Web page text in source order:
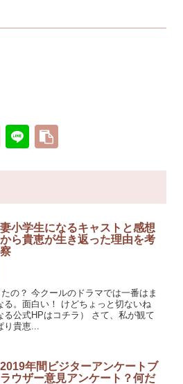
妻小学生になるキャストと感想
から貴恵が生き返った理由を考
察
の？ 今クールのドラマでは一番はま
る。面白い！ けどちょっと切ないね
る公式HPはコチラ） さて、私が観て
貴恵...
2019年間ビジターアンケートブ
ラウザー意見アンケート？何だ